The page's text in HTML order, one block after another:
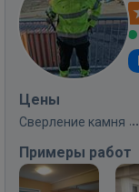
Цены
Сверление камня
Примеры работ